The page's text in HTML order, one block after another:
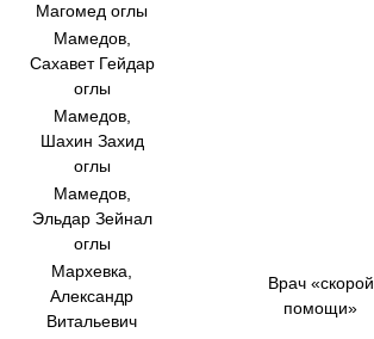
Магомед оглы
Мамедов,
Сахавет Гейдар
оглы
Мамедов,
Шахин Захид
оглы
Мамедов,
Эльдар Зейнал
оглы
Мархевка,
Александр
Витальевич
Врач «скорой
помощи»